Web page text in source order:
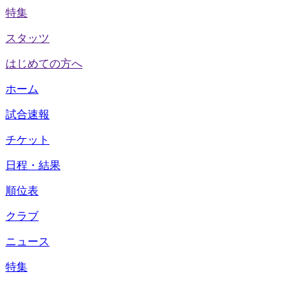
特集
スタッツ
はじめての方へ
ホーム
試合速報
チケット
日程・結果
順位表
クラブ
ニュース
特集